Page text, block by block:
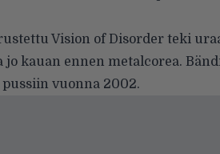
Vision of Disorder teki
kauan ennen metalcorea.
vuonna 2002.